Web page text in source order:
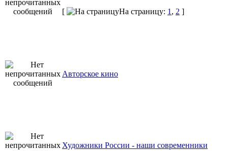
[ На страницу: 1 , 2 ]
Авторское кино
Художники России - наши современники